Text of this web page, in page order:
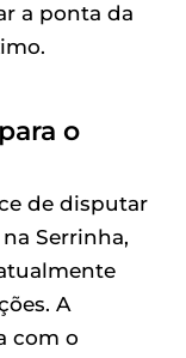
a ponta da
o
de disputar
Serrinha,
A
com o